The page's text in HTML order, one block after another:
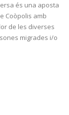
és una aposta
Coòpolis amb
de les diverses
migrades i/o